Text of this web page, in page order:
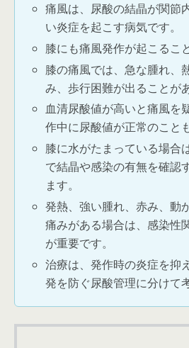
痛風は、尿酸の結晶が関節
い炎症を起こす病気です。
膝にも痛風発作が起こるこ
膝の痛風では、急な腫れ、
み、歩行困難が出ることが
血清尿酸値が高いと痛風を
作中に尿酸値が正常のこと
膝に水がたまっている場合
で結晶や感染の有無を確認
ます。
発熱、強い腫れ、赤み、動
痛みがある場合は、感染性
が重要です。
治療は、発作時の炎症を抑
発を防ぐ尿酸管理に分けて